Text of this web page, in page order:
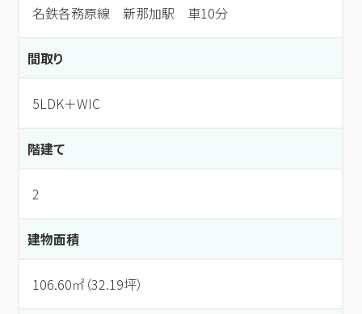
名鉄各務原線 新那加駅 車10分
間取り
5LDK＋WIC
階建て
2
建物面積
106.60㎡（32.19坪）